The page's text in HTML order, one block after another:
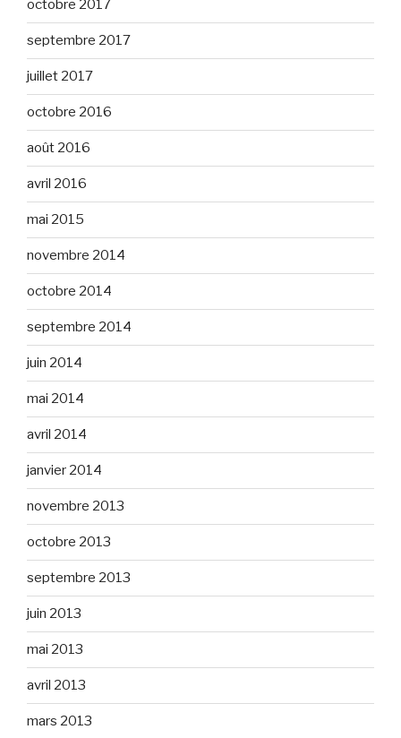
octobre 2017
septembre 2017
juillet 2017
octobre 2016
août 2016
avril 2016
mai 2015
novembre 2014
octobre 2014
septembre 2014
juin 2014
mai 2014
avril 2014
janvier 2014
novembre 2013
octobre 2013
septembre 2013
juin 2013
mai 2013
avril 2013
mars 2013